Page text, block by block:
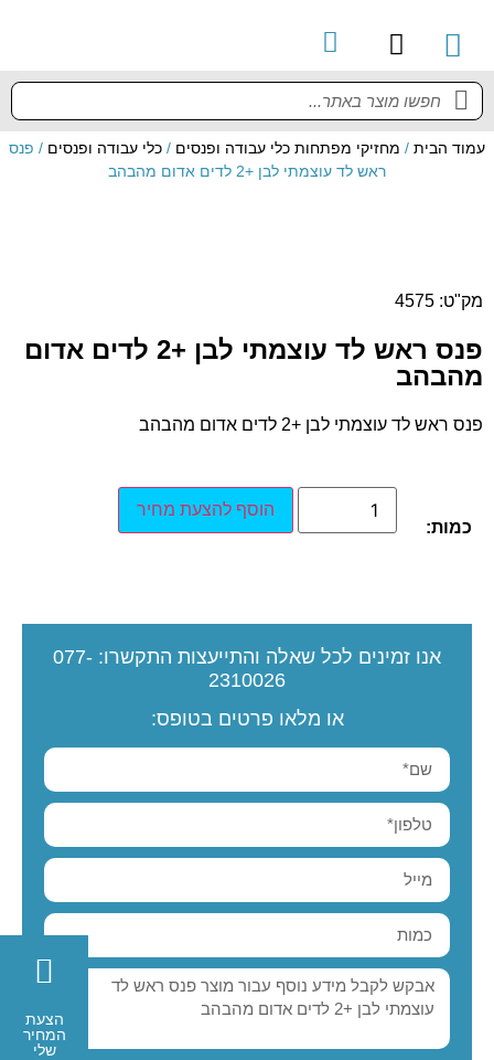
עמוד הבית / מחזיקי מפתחות כלי עבודה ופנסים / כלי עבודה ופנסים / פנס
ראש לד עוצמתי לבן +2 לדים אדום מהבהב
מק"ט: 4575
פנס ראש לד עוצמתי לבן +2 לדים אדום
מהבהב
פנס ראש לד עוצמתי לבן +2 לדים אדום מהבהב
כמות:
הוסף להצעת מחיר
אנו זמינים לכל שאלה והתייעצות התקשרו: 077-
2310026
או מלאו פרטים בטופס:
הצעת
המחיר
שלי